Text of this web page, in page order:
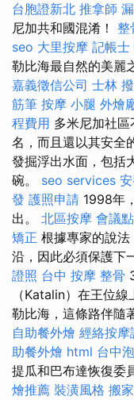
台胞證新北 推拿師
尼加共和國混淆！ 整
seo 大里按摩 記帳士
勒比海最自然的美麗
嘉義徵信公司 士林
筋筆 按摩 小腿 外燴
程費用 多米尼加社
名，而且還以其安全
發掘浮出水面，包括
碗。 seo services
發 護照申請 1998年
出。 北區按摩 會議
矯正 根據專家的說
沿，因此必須保護下
證照 台中 按摩 整骨
（Katalin）在王位
勒比海，這條路伴隨
自助餐外燴 經絡按摩
助餐外燴 html 台中
提瓜和巴布達恢復委
燴推薦 裝潢風格 搬